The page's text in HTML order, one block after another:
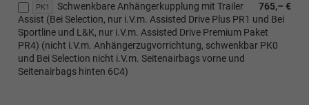
PK1 765,– €
Schwenkbare Anhängerkupplung mit Trailer
Assist (Bei Selection, nur i.V.m. Assisted Drive Plus PR1 und Bei
Sportline und L&K, nur i.V.m. Assisted Drive Premium Paket
PR4) (nicht i.V.m. Anhängerzugvorrichtung, schwenkbar PK0
und Bei Selection nicht i.V.m. Seitenairbags vorne und
Seitenairbags hinten 6C4)